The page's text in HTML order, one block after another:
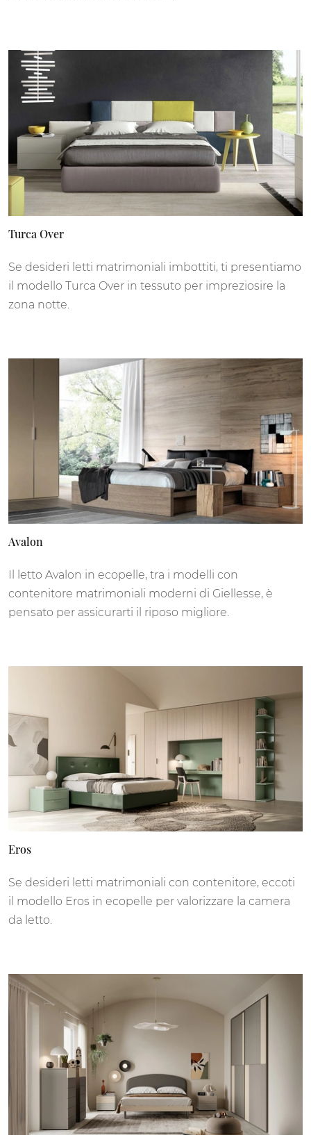
Turca Over
Se desideri letti matrimoniali imbottiti, ti presentiamo
il modello Turca Over in tessuto per impreziosire la
zona notte.
Avalon
Il letto Avalon in ecopelle, tra i modelli con
contenitore matrimoniali moderni di Giellesse, è
pensato per assicurarti il riposo migliore.
Eros
Se desideri letti matrimoniali con contenitore, eccoti
il modello Eros in ecopelle per valorizzare la camera
da letto.